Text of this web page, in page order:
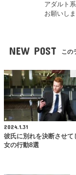
アダルト
お願いし
NEW POST この
2024.1.31
彼氏に別れを決断させて
女の行動8選